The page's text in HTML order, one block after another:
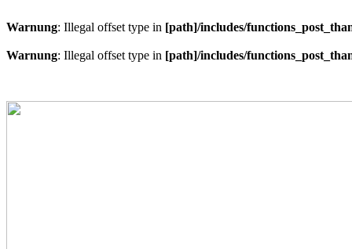
Warnung: Illegal offset type in [path]/includes/
Warnung: Illegal offset type in [path]/includes/